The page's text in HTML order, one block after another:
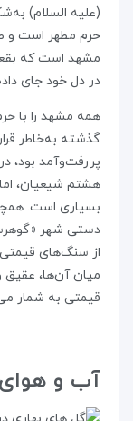
(علیه السلام)
مشهد است که
در دل خود جای
همه مشهد را با
گذشته به‌خاطر
پررفت‌وآمد بود،
هشتم شیعیان،
بسیاری است.
از سنگ‌های
میان آن‌ها، عقیق
قیمتی به شمار
آب و